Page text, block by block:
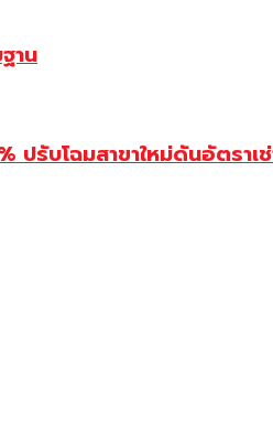
าน
รับโฉมสาขาใหม่ดันอัตราเ